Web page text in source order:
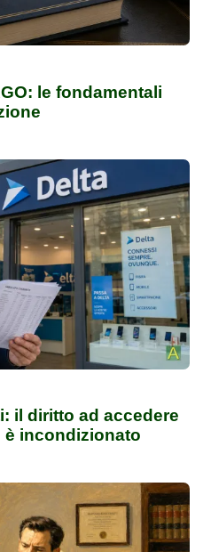
le fondamentali
il diritto ad accedere
incondizionato